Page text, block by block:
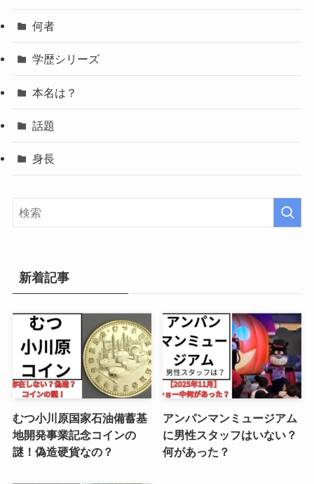
何者
学歴シリーズ
本名は？
話題
身長
新着記事
むつ小川原国家石油備蓄基
地開発事業記念コインの
謎！偽造硬貨なの？
アンパンマンミュージアム
に男性スタッフはいない？
何があった？